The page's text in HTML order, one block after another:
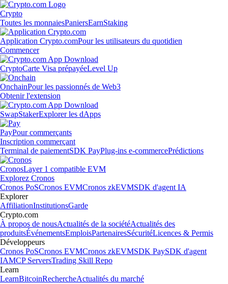
Crypto
Toutes les monnaiesPaniersEarnStaking
Application Crypto.comPour les utilisateurs du quotidien
Commencer
CryptoCarte Visa prépayéeLevel Up
OnchainPour les passionnés de Web3
Obtenir l'extension
SwapStakerExplorer les dApps
PayPour commerçants
Inscription commerçant
Terminal de paiementSDK PayPlug-ins e-commercePrédictions
CronosLayer 1 compatible EVM
Explorez Cronos
Cronos PoSCronos EVMCronos zkEVMSDK d'agent IA
Explorer
AffiliationInstitutionsGarde
Crypto.com
À propos de nousActualités de la sociétéActualités des
produitsÉvénementsEmploisPartenairesSécuritéLicences & Permis
Développeurs
Cronos PoSCronos EVMCronos zkEVMSDK PaySDK d'agent
IAMCP ServersTrading Skill Repo
Learn
LearnBitcoinRechercheActualités du marché